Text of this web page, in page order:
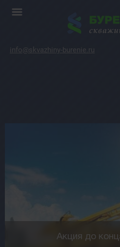
info@skvazhiny-burenie.ru
Акция до